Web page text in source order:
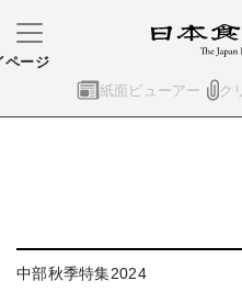
紙面ビューアー ク
ページ
中部秋季特集2024